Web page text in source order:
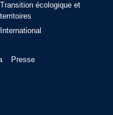
Transition écologique et
territoires​
International
Presse